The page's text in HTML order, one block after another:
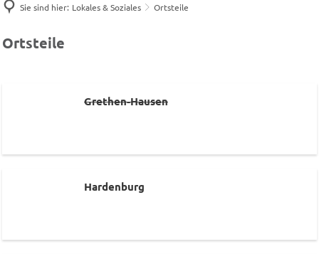
Sie sind hier: Lokales & Soziales Ortsteile
Ortsteile
Ortsteile
Grethen-Hausen
Hardenburg